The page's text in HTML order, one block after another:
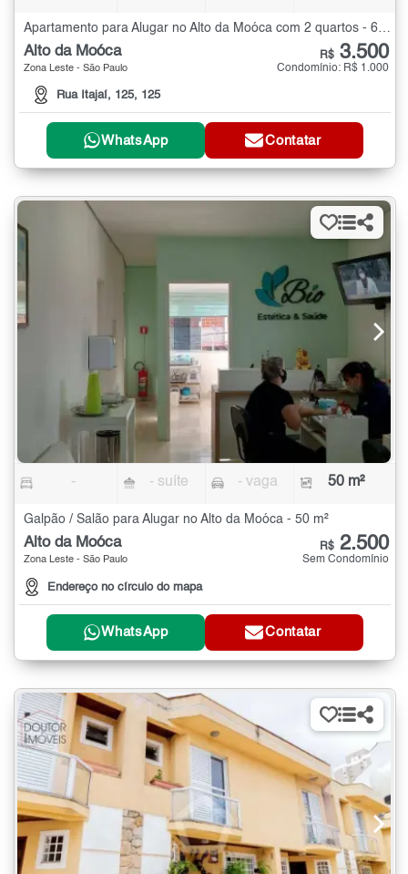
Apartamento para Alugar no Alto da Moóca com 2 quartos - 65 m²
Alto da Moóca
Zona Leste - São Paulo
Rua Itajaí, 125, 125
R$ 3.500
Condomínio: R$ 1.000
WhatsApp Contatar
- - suíte - vaga 50 m²
Galpão / Salão para Alugar no Alto da Moóca - 50 m²
Alto da Moóca
Zona Leste - São Paulo
Endereço no círculo do mapa
R$ 2.500
Sem Condomínio
WhatsApp Contatar